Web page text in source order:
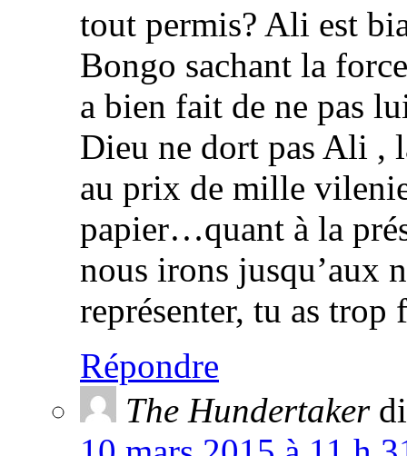
tout permis? Ali est
Bongo sachant la
a bien fait de ne pas
Dieu ne dort pas Ali ,
au prix de mille
papier…quant à la
nous irons jusqu’aux
représenter, tu as
Répondre
The Hundertaker